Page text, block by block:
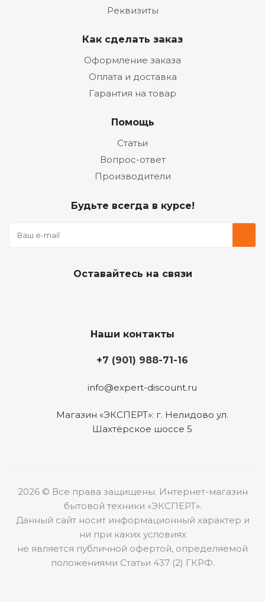
Реквизиты
Как сделать заказ
Оформление заказа
Оплата и доставка
Гарантия на товар
Помощь
Статьи
Вопрос-ответ
Производители
Будьте всегда в курсе!
Оставайтесь на связи
Наши контакты
+7 (901) 988-71-16
info@expert-discount.ru
Магазин «ЭКСПЕРТ»: г. Нелидово ул.
Шахтёрское шоссе 5
2026 © Все права защищены. Интернет-магазин
бытовой техники «ЭКСПЕРТ».
Данный сайт носит информационный характер и
ни при каких условиях
не является публичной офертой, определяемой
положениями Статьи 437 (2) ГКРФ.